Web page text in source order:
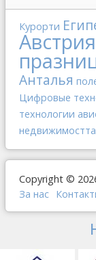
Курорти
Австрия
Анталья
Цифровые
технологии
недвижимостта
Copyright ©
За нас